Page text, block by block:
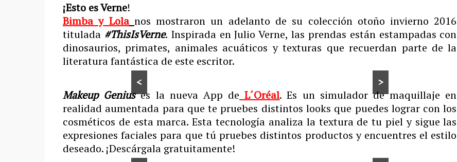
¡Esto es Verne!
Bimba y Lola nos mostraron un adelanto de su colección otoño invierno 2016
titulada #ThisIsVerne. Inspirada en Julio Verne, las prendas están estampadas con
dinosaurios, primates, animales acuáticos y texturas que recuerdan parte de la
literatura fantástica de este escritor.
<
>
Makeup Geniuses la nueva App de L´Oréal. Es un simulador de maquillaje en
realidad aumentada para que te pruebes distintos looks que puedes lograr con los
cosméticos de esta marca. Esta tecnología analiza la textura de tu piel y sigue las
expresiones faciales para que tú pruebes distintos productos y encuentres el estilo
deseado. ¡Descárgala gratuitamente!